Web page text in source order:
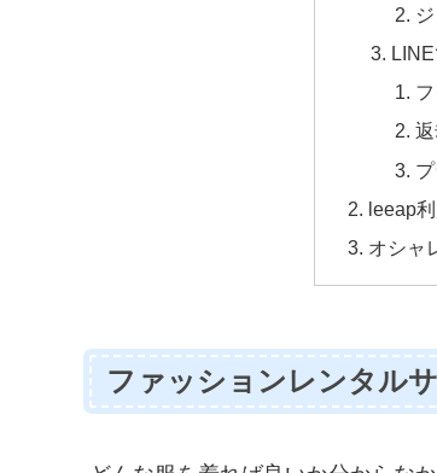
leeap
オシャ
ファッションレンタル